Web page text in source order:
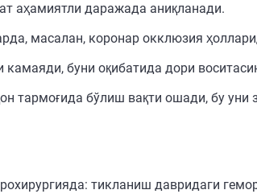
аҳамиятли даражада аниқланади.
масалан, коронар окклюзия
камаяди, буни оқибатида дори
тармоғида бўлиш вақти ошади, бу
тикланиш давридаги